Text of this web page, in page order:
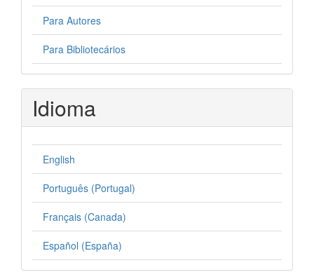
Para Autores
Para Bibliotecários
Idioma
English
Português (Portugal)
Français (Canada)
Español (España)